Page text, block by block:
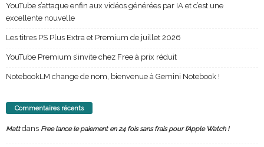
YouTube s’attaque enfin aux vidéos générées par IA et c’est une
excellente nouvelle
Les titres PS Plus Extra et Premium de juillet 2026
YouTube Premium s’invite chez Free à prix réduit
NotebookLM change de nom, bienvenue à Gemini Notebook !
Commentaires récents
Mattdans Free lance le paiement en 24 fois sans frais pour l’Apple Watch !